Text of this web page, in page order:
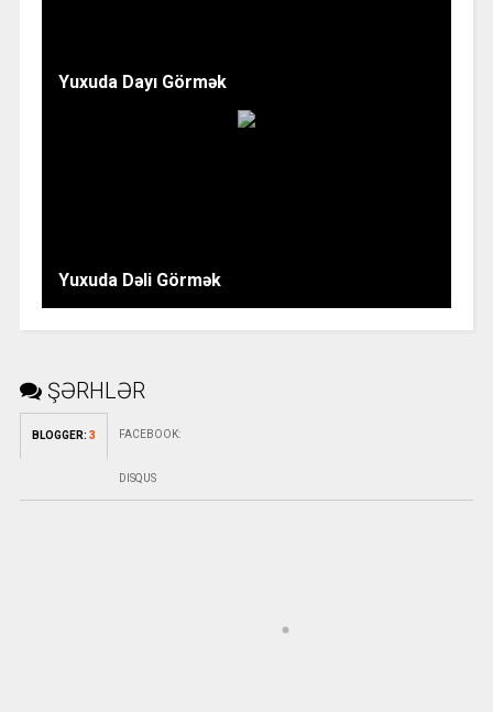
Yuxuda Dayı Görmək
Yuxuda Dəli Görmək
ŞƏRHLƏR
BLOGGER: 3 FACEBOOK:
DISQUS